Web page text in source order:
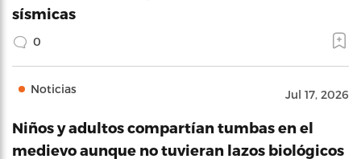
sísmicas
0
Noticias Jul 17, 2026
Niños y adultos compartían tumbas en el
medievo aunque no tuvieran lazos biológicos